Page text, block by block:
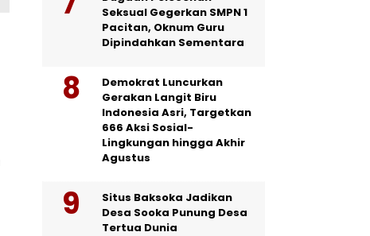
Seksual Gegerkan SMPN 1
Pacitan, Oknum Guru
Dipindahkan Sementara
Demokrat Luncurkan
Gerakan Langit Biru
Indonesia Asri, Targetkan
666 Aksi Sosial-
Lingkungan hingga Akhir
Agustus
Situs Baksoka Jadikan
Desa Sooka Punung Desa
Tertua Dunia